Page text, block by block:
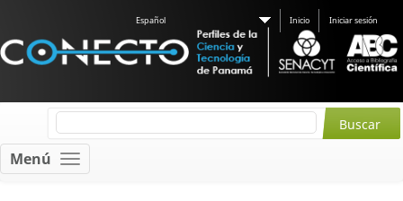
Español Inicio Iniciar sesión
Menú